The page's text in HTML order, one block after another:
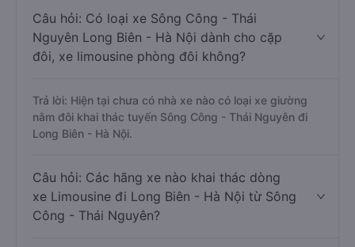
Câu hỏi: Có loại xe Sông Công - Thái
Nguyên Long Biên - Hà Nội dành cho cặp
đôi, xe limousine phòng đôi không?
Trả lời: Hiện tại chưa có nhà xe nào có loại xe giường
nằm đôi khai thác tuyến Sông Công - Thái Nguyên đi
Long Biên - Hà Nội.
Câu hỏi: Các hãng xe nào khai thác dòng
xe Limousine đi Long Biên - Hà Nội từ Sông
Công - Thái Nguyên?